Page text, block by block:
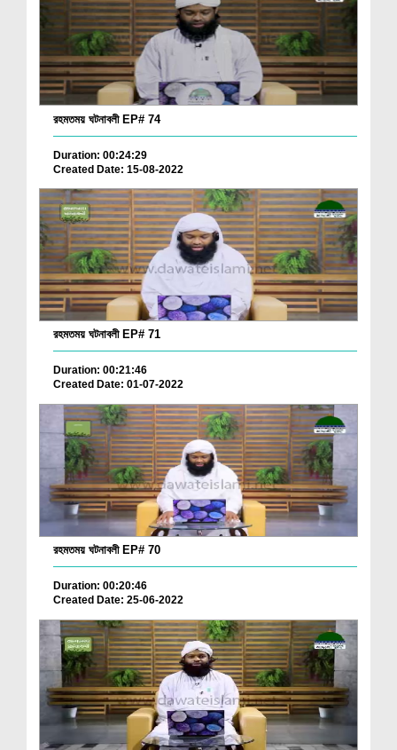
রহমতময় ঘটনাবলী EP# 74
Duration: 00:24:29
Created Date: 15-08-2022
রহমতময় ঘটনাবলী EP# 71
Duration: 00:21:46
Created Date: 01-07-2022
রহমতময় ঘটনাবলী EP# 70
Duration: 00:20:46
Created Date: 25-06-2022